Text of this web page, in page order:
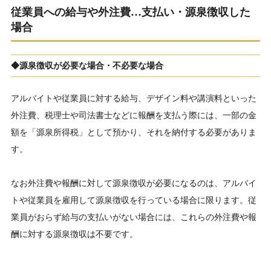
従業員への給与や外注費…支払い・源泉徴収した
場合
◆源泉徴収が必要な場合・不必要な場合
アルバイトや従業員に対する給与、デザイン料や講演料といった
外注費、税理士や司法書士などに報酬を支払う際には、一部の金
額を「源泉所得税」として預かり、それを納付する必要がありま
す。
なお外注費や報酬に対して源泉徴収が必要になるのは、アルバイ
トや従業員を雇用して源泉徴収を行っている場合に限ります。従
業員がおらず給与の支払いがない場合には、これらの外注費や報
酬に対する源泉徴収は不要です。